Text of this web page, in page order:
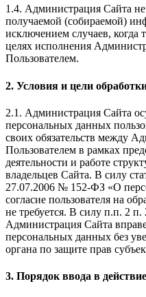
1.4. Администрация Сайта не
получаемой (собираемой)
исключением случаев, когда
целях исполнения
Пользователем.
2. Условия и цели
2.1. Администрация Сайта
персональных данных
своих обязательств между
Пользователем в рамках
деятельности и работе
владельцев Сайта. В силу
27.07.2006 № 152-ФЗ «О
согласие пользователя на
не требуется. В силу п.п. 2 п.
Администрация Сайта
персональных данных без
органа по защите прав
3. Порядок ввода в